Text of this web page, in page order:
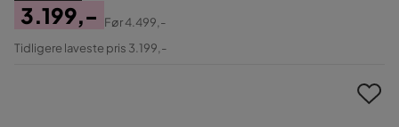
Pris
3.199,-
Original
Før4.499,-
Tidligere laveste pris 3.199,-